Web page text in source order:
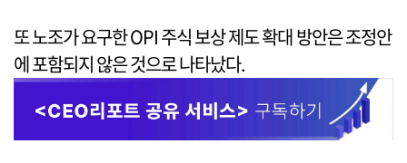
또 노조가 요구한 OPI 주식 보상 제도 확대 방안은 조정안
에 포함되지 않은 것으로 나타났다.